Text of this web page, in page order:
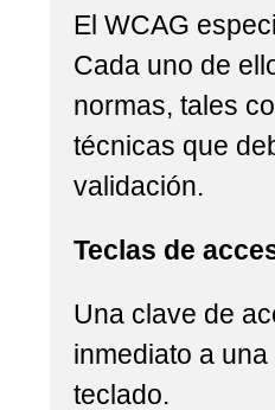
El WCAG
Cada uno de
normas, tales
técnicas que
validación.
Teclas de
Una clave de
inmediato a
teclado.